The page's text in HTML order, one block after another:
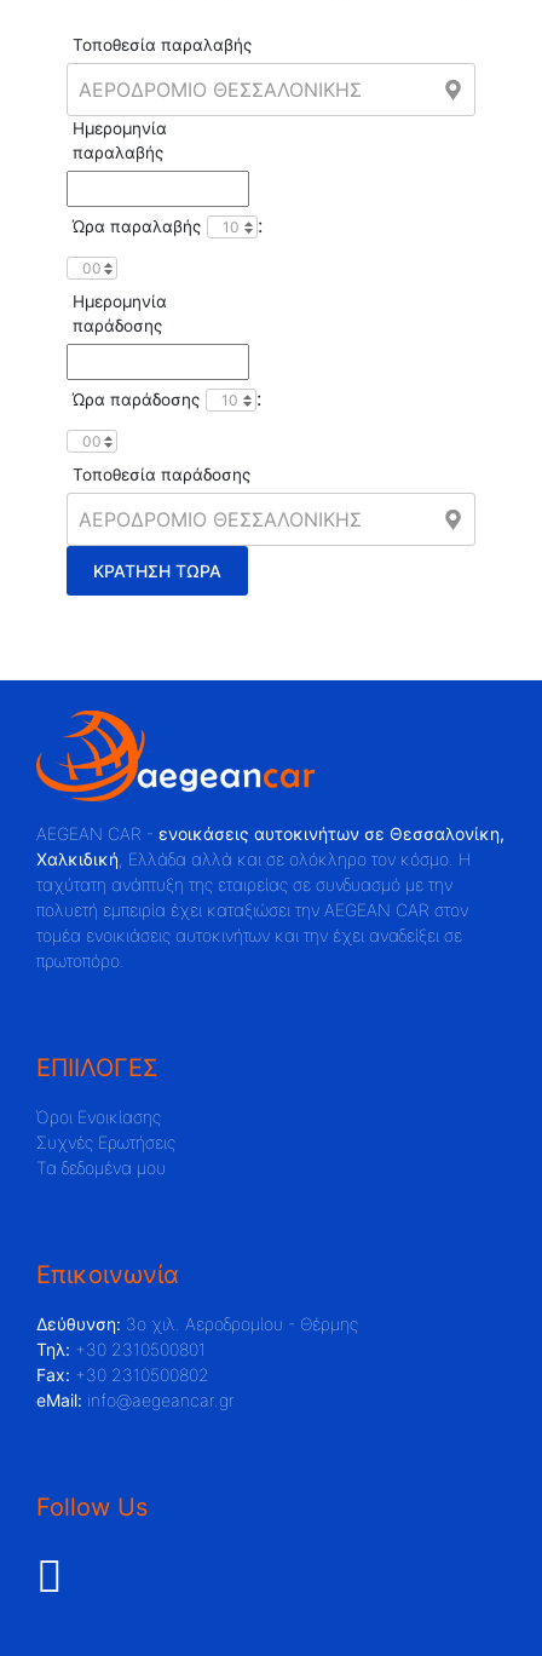
Τοποθεσία παραλαβής
Ημερομηνία
παραλαβής
Ώρα παραλαβής :
Ημερομηνία
παράδοσης
Ώρα παράδοσης :
Τοποθεσία παράδοσης
AEGEAN CAR - ενοικάσεις αυτοκινήτων σε Θεσσαλονίκη,
Χαλκιδική , Ελλάδα αλλά και σε ολόκληρο τον κόσμο. Η
ταχύτατη ανάπτυξη της εταιρείας σε συνδυασμό με την
πολυετή εμπειρία έχει καταξιώσει την AEGEAN CAR στον
τομέα ενοικιάσεις αυτοκινήτων και την έχει αναδείξει σε
πρωτοπόρο.
ΕΠΙΙΛΟΓΕΣ
Όροι Ενοικίασης
Συχνές Ερωτήσεις
Τα δεδομένα μου
Επικοινωνία
Δεύθυνση: 3ο χιλ. Αεροδρομίου - Θέρμης
Τηλ: +30 2310500801
Fax: +30 2310500802
eMail: info@aegeancar.gr
Follow Us